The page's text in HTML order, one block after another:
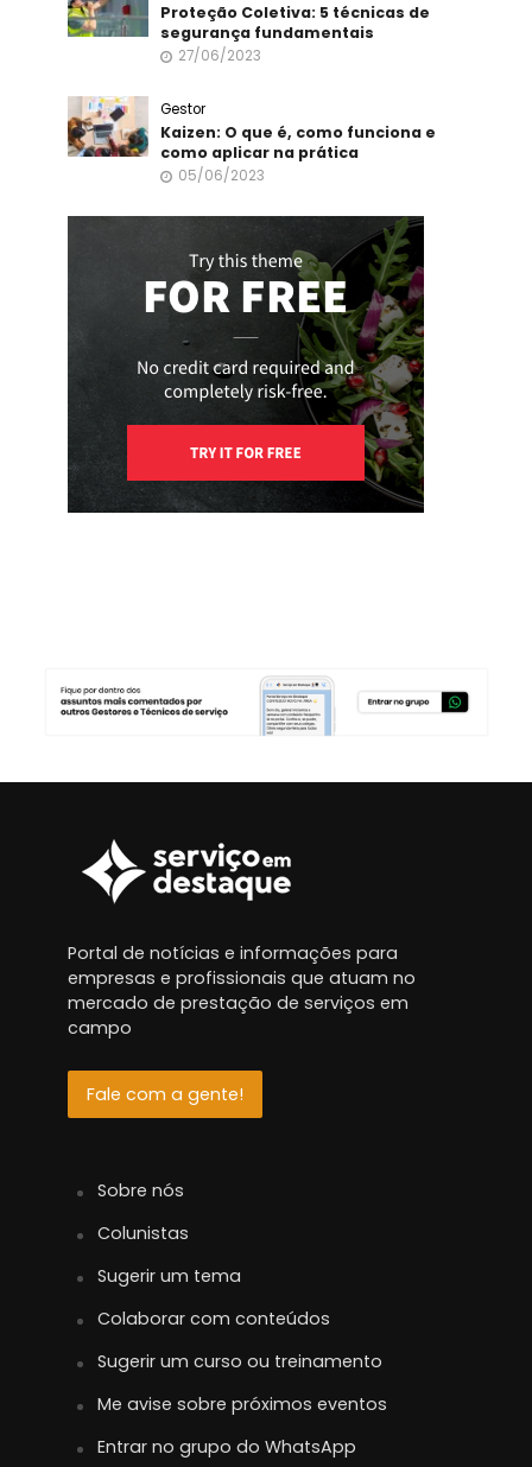
Proteção Coletiva: 5 técnicas de
segurança fundamentais
27/06/2023
Gestor
Kaizen: O que é, como funciona e
como aplicar na prática
05/06/2023
Portal de notícias e informações para
empresas e profissionais que atuam no
mercado de prestação de serviços em
campo
Fale com a gente!
Sobre nós
Colunistas
Sugerir um tema
Colaborar com conteúdos
Sugerir um curso ou treinamento
Me avise sobre próximos eventos
Entrar no grupo do WhatsApp